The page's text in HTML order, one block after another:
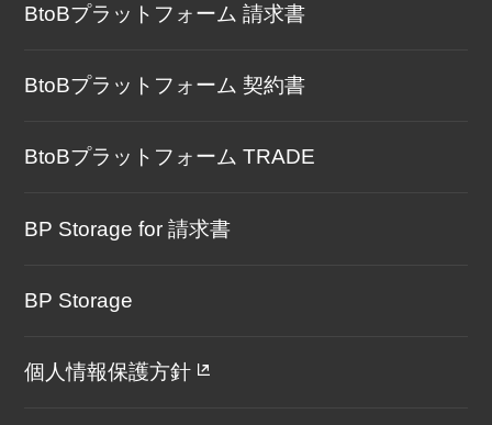
BtoBプラットフォーム 請求書
BtoBプラットフォーム 契約書
BtoBプラットフォーム TRADE
BP Storage for 請求書
BP Storage
個人情報保護方針